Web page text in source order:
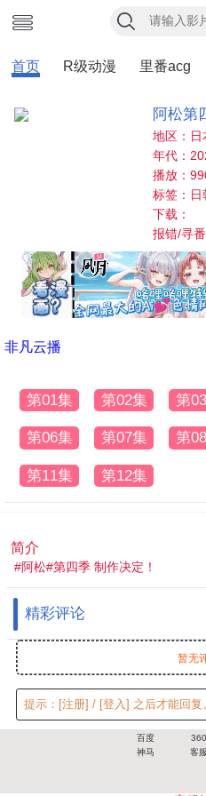
首页 R级动漫 里番acg
阿松第
地区：日
年代：
播放：
标签：日
下载：
报错/寻
非凡云播
第01集 第02集 第
第06集 第07集 第
第11集 第12集
简介
#阿松#第四季 制作决定！
精彩评论
暂无
提示： [注册] / [登入] 之后才能回复
百度 360
神马
客服